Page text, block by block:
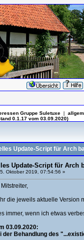
Gruppe Suletuxe |
0.1.17 vom 03.09.2020)
Update-Script für Arch
Update-Script für Arch
Oktober 2019, 07:54:56 »
die jeweils aktuelle Version
immer, wenn ich etwas
03.09.2020:
der Behandlung des